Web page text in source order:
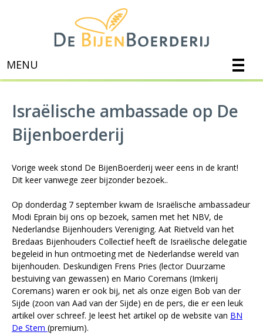
MENU
Israëlische ambassade op De
Bijenboerderij
Vorige week stond De BijenBoerderij weer eens in de krant!
Dit keer vanwege zeer bijzonder bezoek..
Op donderdag 7 september kwam de Israëlische ambassadeur
Modi Eprain bij ons op bezoek, samen met het NBV, de
Nederlandse Bijenhouders Vereniging. Aat Rietveld van het
Bredaas Bijenhouders Collectief heeft de Israëlische delegatie
begeleid in hun ontmoeting met de Nederlandse wereld van
bijenhouden. Deskundigen Frens Pries (lector Duurzame
bestuiving van gewassen) en Mario Coremans (Imkerij
Coremans) waren er ook bij, net als onze eigen Bob van der
Sijde (zoon van Aad van der Sijde) en de pers, die er een leuk
artikel over schreef. Je leest het artikel op de website van BN
De Stem (premium).